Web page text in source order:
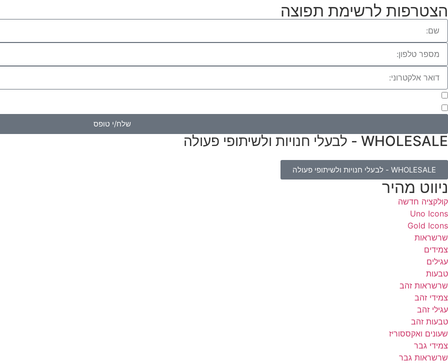
הצטרפות לרשימת תפוצה
שלח/י טופס
WHOLESALE - לבעלי חנויות ולשיתופי פעולה
WHOLESALE - לבעלי חנויות ולשיתופי פעולה
ניווט מהיר
קולקציה חדשה
Uno Icons
Gold Icons
שרשראות
צמידים
עגילים
טבעות
שרשראות זהב
צמידי זהב
עגילי זהב
טבעות זהב
שעונים ואקססוריז
צמידי גבר
שרשראות גבר